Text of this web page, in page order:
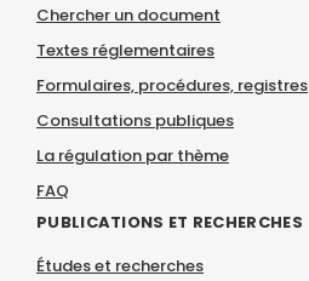
Chercher un document
Textes réglementaires
Formulaires, procédures, registres
Consultations publiques
La régulation par thème
FAQ
PUBLICATIONS ET RECHERCHES
Études et recherches